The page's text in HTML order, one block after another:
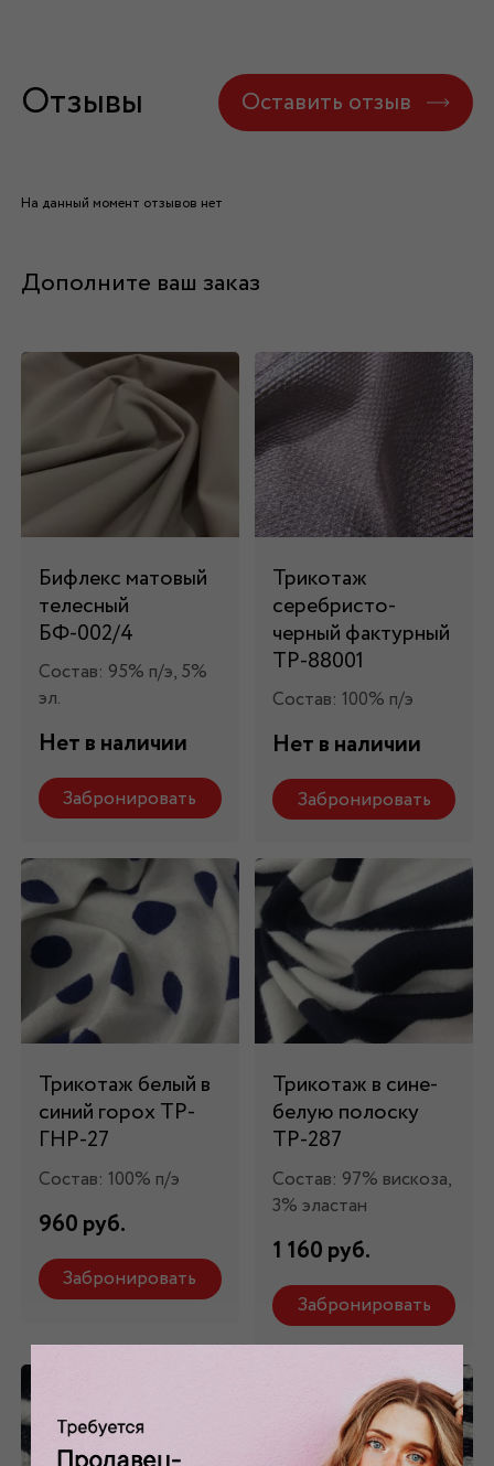
Отзывы Оставить отзыв
На данный момент отзывов нет
Дополните ваш заказ
Бифлекс матовый
телесный
БФ-002/4
Состав: 95% п/э, 5%
эл.
Нет в наличии
Забронировать
Трикотаж
серебристо-
черный фактурный
ТР-88001
Состав: 100% п/э
Нет в наличии
Забронировать
Трикотаж белый в
синий горох ТР-
ГНР-27
Состав: 100% п/э
960 руб.
Забронировать
Трикотаж в сине-
белую полоску
ТР-287
Состав: 97% вискоза,
3% эластан
1 160 руб.
Забронировать